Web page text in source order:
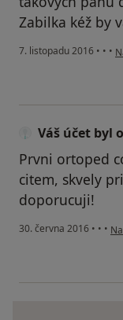
Zabilka kéž by
7. listopadu 2016 • • •
Váš účet byl
Prvni ortoped
citem, skvely
doporucuji!
30. června 2016 • • •